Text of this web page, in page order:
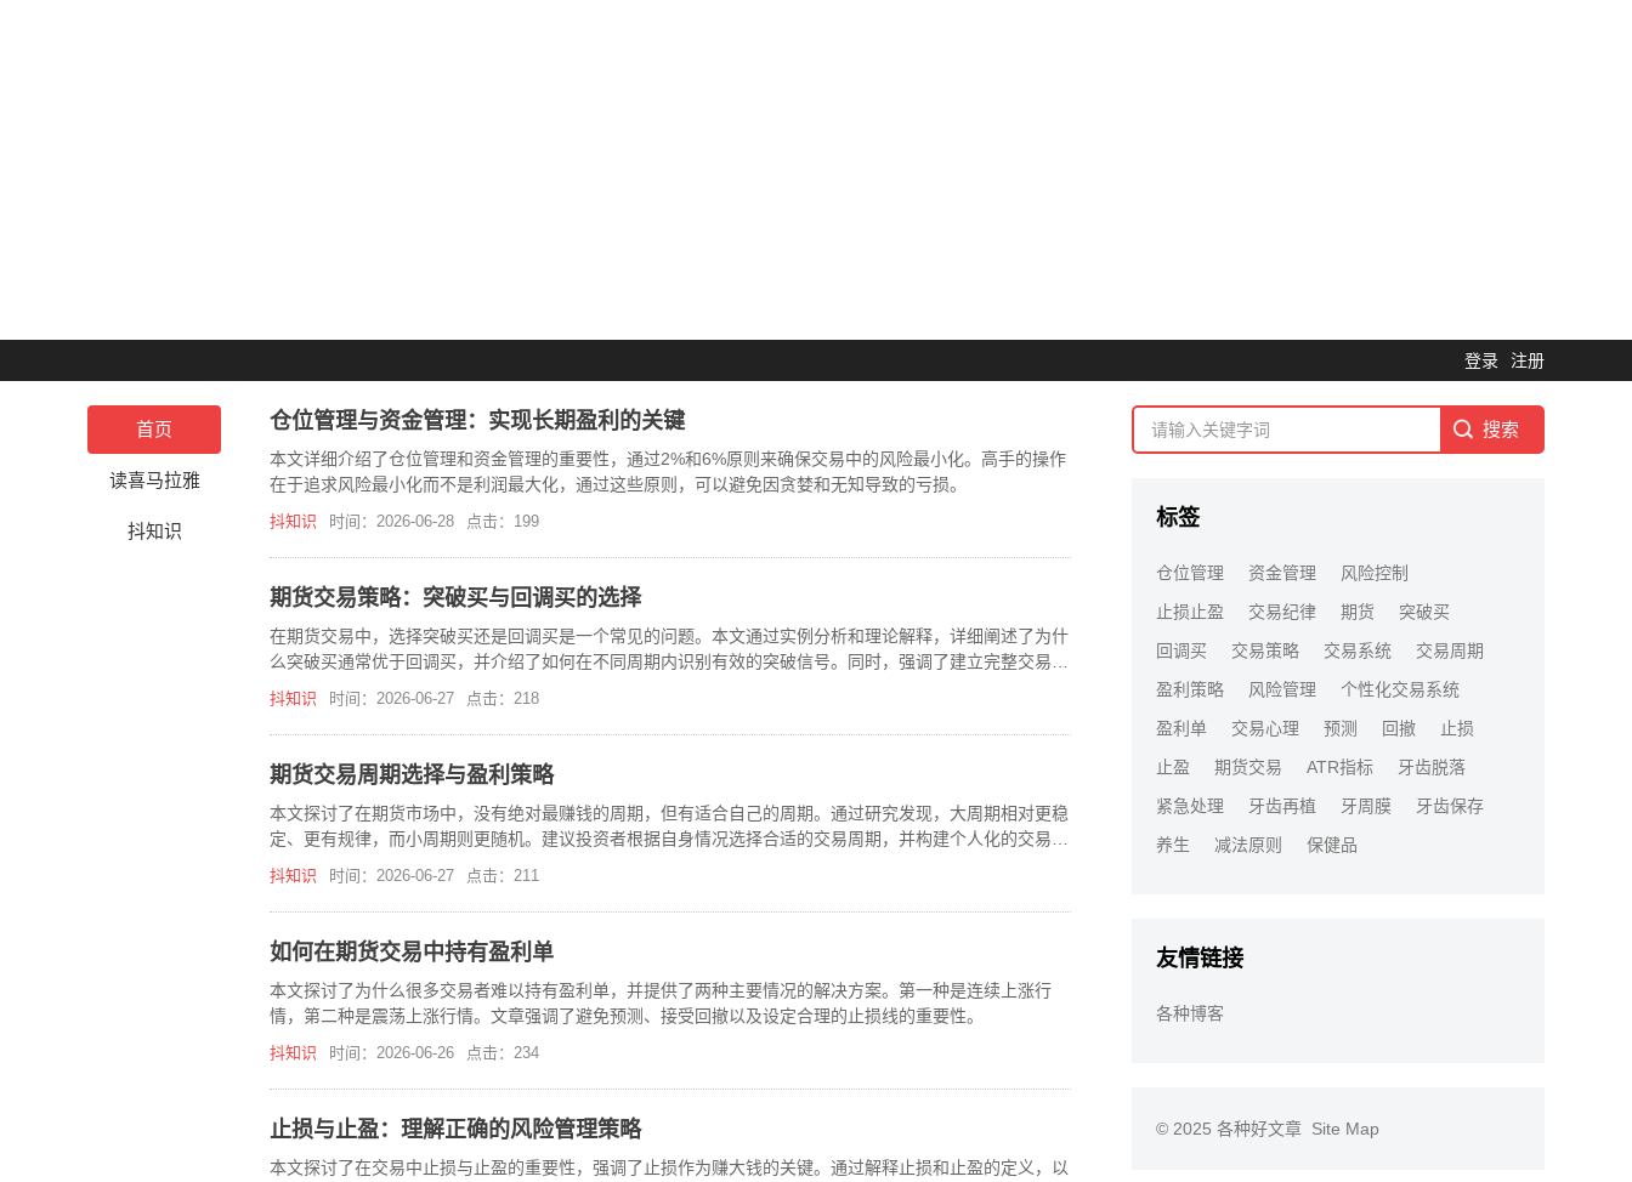
登录 注册
首页
读喜马拉雅
抖知识
仓位管理与资金管理：实现长期盈利的关键
本文详细介绍了仓位管理和资金管理的重要性，通过2%和6%原则来确保交易中的风险最小化。高手的操作
在于追求风险最小化而不是利润最大化，通过这些原则，可以避免因贪婪和无知导致的亏损。
抖知识 时间：2026-06-28 点击：199
期货交易策略：突破买与回调买的选择
在期货交易中，选择突破买还是回调买是一个常见的问题。本文通过实例分析和理论解释，详细阐述了为什
么突破买通常优于回调买，并介绍了如何在不同周期内识别有效的突破信号。同时，强调了建立完整交易系
统的重要性。
抖知识 时间：2026-06-27 点击：218
期货交易周期选择与盈利策略
本文探讨了在期货市场中，没有绝对最赚钱的周期，但有适合自己的周期。通过研究发现，大周期相对更稳
定、更有规律，而小周期则更随机。建议投资者根据自身情况选择合适的交易周期，并构建个人化的交易系
统。
抖知识 时间：2026-06-27 点击：211
如何在期货交易中持有盈利单
本文探讨了为什么很多交易者难以持有盈利单，并提供了两种主要情况的解决方案。第一种是连续上涨行
情，第二种是震荡上涨行情。文章强调了避免预测、接受回撤以及设定合理的止损线的重要性。
抖知识 时间：2026-06-26 点击：234
止损与止盈：理解正确的风险管理策略
本文探讨了在交易中止损与止盈的重要性，强调了止损作为赚大钱的关键。通过解释止损和止盈的定义，以
标签
仓位管理 资金管理
风险控制
止损止盈
交易纪律 期货
突破买
回调买
交易策略 交易系统
交易周期
盈利策略
风险管理
个性化交易系统
盈利单
交易心理 预测 回撤
止损
止盈
期货交易 ATR指标
牙齿脱落
紧急处理
牙齿再植 牙周膜
牙齿保存
养生
减法原则 保健品
友情链接
各种博客
© 2025 各种好文章 Site Map